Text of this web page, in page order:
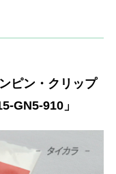
ピン・クリップ
GN5-910」